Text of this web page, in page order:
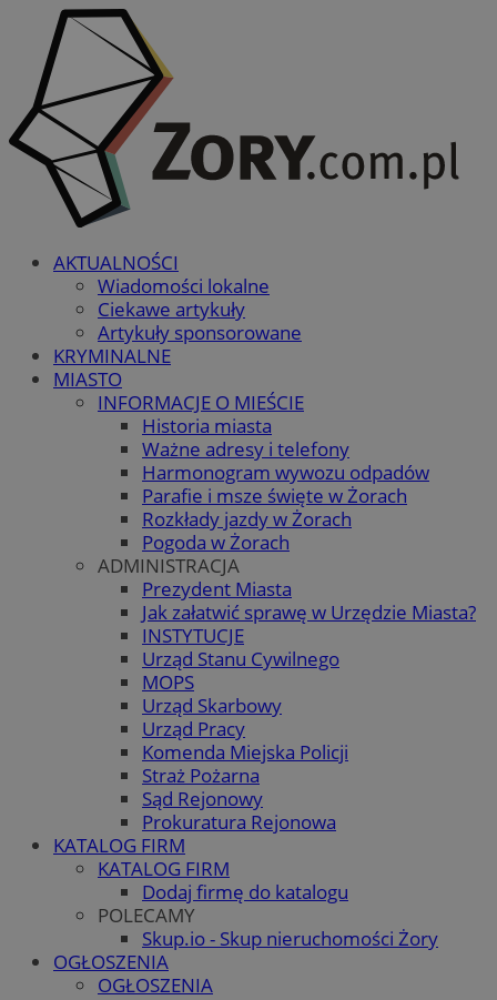
AKTUALNOŚCI
Wiadomości lokalne
Ciekawe artykuły
Artykuły sponsorowane
KRYMINALNE
MIASTO
INFORMACJE O MIEŚCIE
Historia miasta
Ważne adresy i telefony
Harmonogram wywozu odpadów
Parafie i msze święte w Żorach
Rozkłady jazdy w Żorach
Pogoda w Żorach
ADMINISTRACJA
Prezydent Miasta
Jak załatwić sprawę w Urzędzie Miasta?
INSTYTUCJE
Urząd Stanu Cywilnego
MOPS
Urząd Skarbowy
Urząd Pracy
Komenda Miejska Policji
Straż Pożarna
Sąd Rejonowy
Prokuratura Rejonowa
KATALOG FIRM
KATALOG FIRM
Dodaj firmę do katalogu
POLECAMY
Skup.io - Skup nieruchomości Żory
OGŁOSZENIA
OGŁOSZENIA